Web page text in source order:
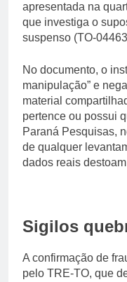
apresentada na
que investiga o
suspenso (TO-
No documento, o
manipulação” e
material
pertence ou possui
Paraná Pesquisas,
de qualquer
dados reais
Sigilos
A confirmação de
pelo TRE-TO, que